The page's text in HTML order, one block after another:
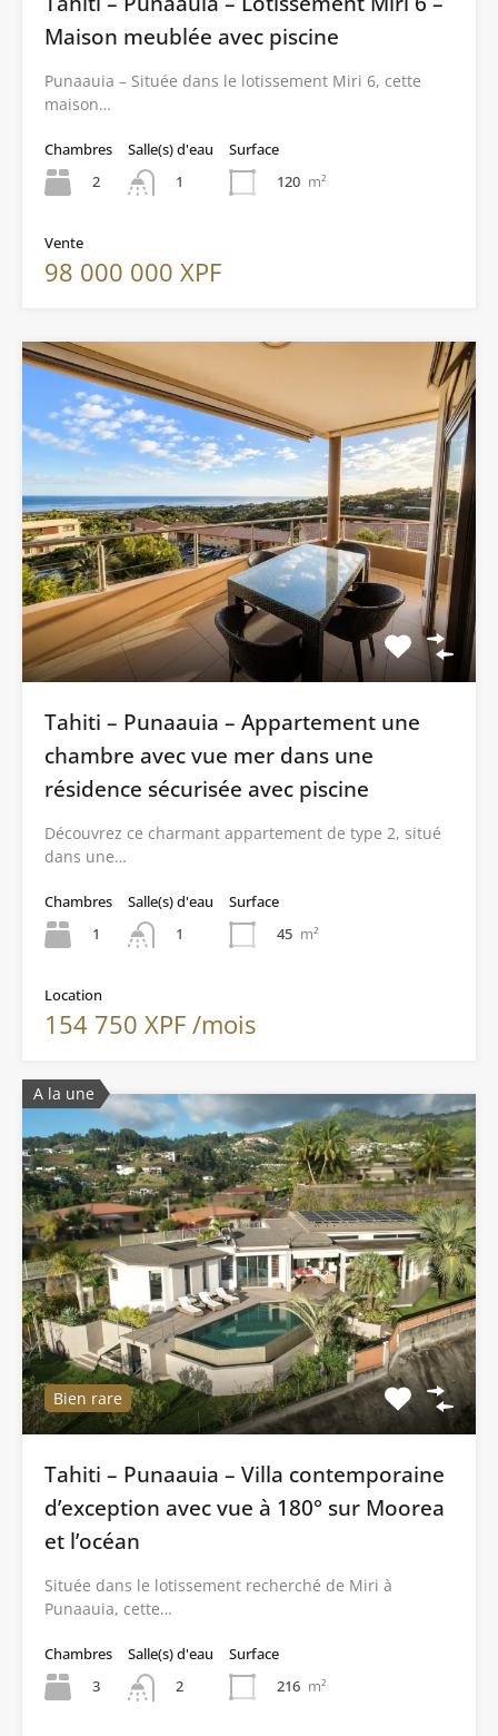
Maison meublée avec piscine
Punaauia – Située dans le lotissement Miri 6, cette
maison…
Chambres
2
Salle(s) d'eau
1
Surface
120 m²
Vente
98 000 000 XPF
Tahiti – Punaauia – Appartement une
chambre avec vue mer dans une
résidence sécurisée avec piscine
Découvrez ce charmant appartement de type 2, situé
dans une…
Chambres
1
Salle(s) d'eau
1
Surface
45 m²
Location
154 750 XPF /mois
A la une
Bien rare
Tahiti – Punaauia – Villa contemporaine
d’exception avec vue à 180° sur Moorea
et l’océan
Située dans le lotissement recherché de Miri à
Punaauia, cette…
Chambres
3
Salle(s) d'eau
2
Surface
216 m²